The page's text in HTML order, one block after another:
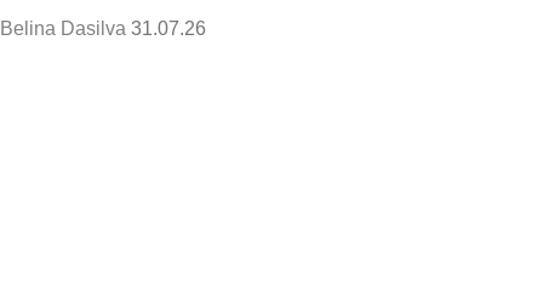
Belina Dasilva 31.07.26